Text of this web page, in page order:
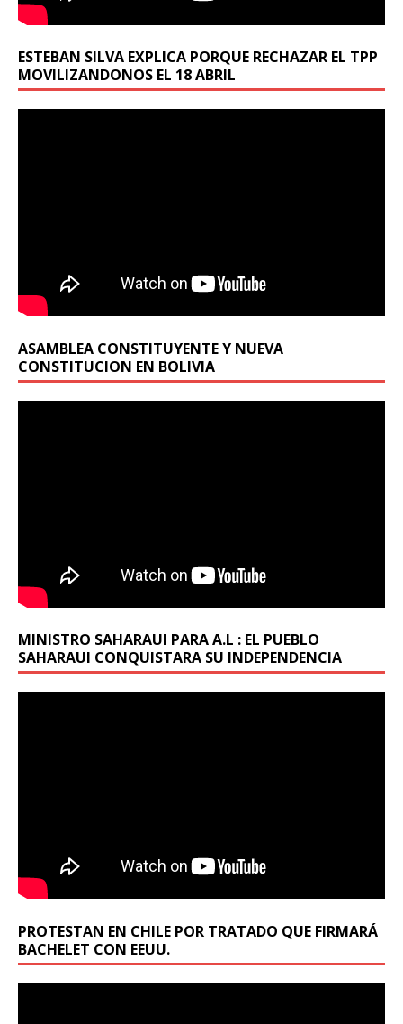
ESTEBAN SILVA EXPLICA PORQUE RECHAZAR EL TPP
MOVILIZANDONOS EL 18 ABRIL
ASAMBLEA CONSTITUYENTE Y NUEVA
CONSTITUCION EN BOLIVIA
MINISTRO SAHARAUI PARA A.L : EL PUEBLO
SAHARAUI CONQUISTARA SU INDEPENDENCIA
PROTESTAN EN CHILE POR TRATADO QUE FIRMARÁ
BACHELET CON EEUU.